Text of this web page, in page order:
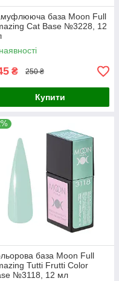
база Moon Full
Сat Base №3228, 12
₴ 250 ₴
Купити
база Moon Full
Tutti Frutti Color
№3118, 12 мл